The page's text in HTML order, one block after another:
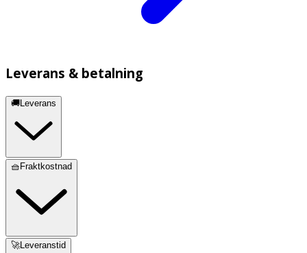
Leverans & betalning
🚚Leverans
🧺Fraktkostnad
🚀Leveranstid